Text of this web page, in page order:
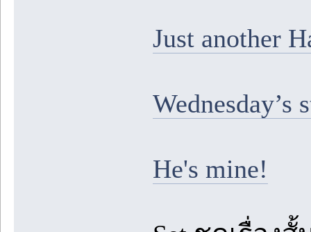
Just another
Wednesday’s
He's mine!